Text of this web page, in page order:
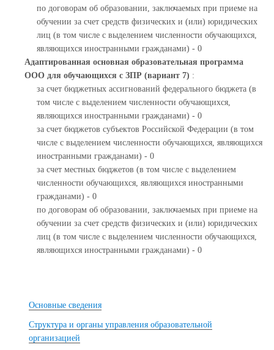
по договорам об образовании, заключаемых при приеме на
обучении за счет средств физических и (или) юридических
лиц (в том числе с выделением численности обучающихся,
являющихся иностранными гражданами) - 0
Адаптированная основная образовательная программа
ООО для обучающихся с ЗПР (вариант 7) :
за счет бюджетных ассигнований федерального бюджета (в
том числе с выделением численности обучающихся,
являющихся иностранными гражданами) - 0
за счет бюджетов субъектов Российской Федерации (в том
числе с выделением численности обучающихся, являющихся
иностранными гражданами) - 0
за счет местных бюджетов (в том числе с выделением
численности обучающихся, являющихся иностранными
гражданами) - 0
по договорам об образовании, заключаемых при приеме на
обучении за счет средств физических и (или) юридических
лиц (в том числе с выделением численности обучающихся,
являющихся иностранными гражданами) - 0
Основные сведения
Структура и органы управления образовательной
организацией